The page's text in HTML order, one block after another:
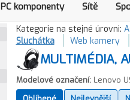
PC komponenty Sítě
Kategorie na stejné úrovni:
Sluchátka
Web kamery
MULTIMÉDIA,
Modelové označení:Lenovo